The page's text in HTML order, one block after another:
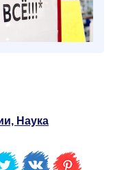
Наука